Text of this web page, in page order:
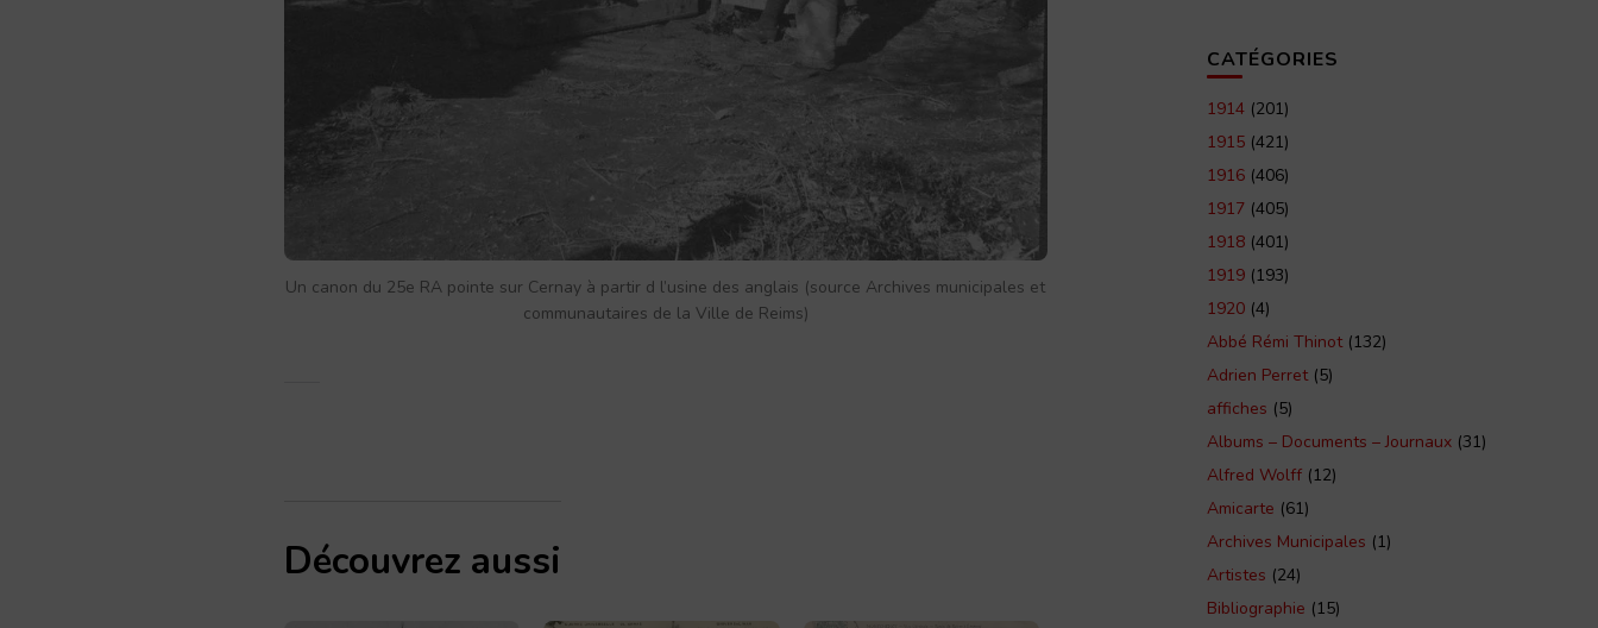
Un canon du 25e RA pointe sur Cernay à partir d l’usine des anglais (source Archives municipales et
communautaires de la Ville de Reims)
Découvrez aussi
CATÉGORIES
1914 (201)
1915 (421)
1916 (406)
1917 (405)
1918 (401)
1919 (193)
1920 (4)
Abbé Rémi Thinot(132)
Adrien Perret(5)
affiches (5)
Albums – Documents – Journaux (31)
Alfred Wolff (12)
Amicarte (61)
Archives Municipales (1)
Artistes (24)
Bibliographie (15)